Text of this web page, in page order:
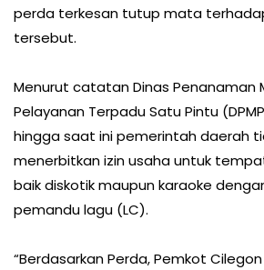
perda terkesan tutup mata
tersebut.
Menurut catatan Dinas Penanaman
Pelayanan Terpadu Satu Pintu
hingga saat ini pemerintah daerah
menerbitkan izin usaha untuk
baik diskotik maupun karaoke
pemandu lagu (LC).
“Berdasarkan Perda, Pemkot